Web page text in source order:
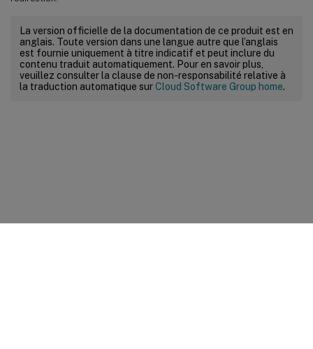
La version officielle de la documentation de ce produit est en
anglais. Toute version dans une langue autre que l’anglais
est fournie uniquement à titre indicatif et peut inclure du
contenu traduit automatiquement. Pour en savoir plus,
veuillez consulter la clause de non-responsabilité relative à
la traduction automatique surCloud Software Group home.